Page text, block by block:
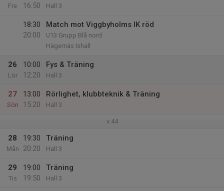
Fre
16:50
Hall 3
18:30
20:00
Match mot Viggbyholms IK röd
U13 Grupp Blå nord
Hägernäs Ishall
26
Lör
10:00
12:20
Fys & Träning
Hall 3
27
Sön
13:00
15:20
Rörlighet, klubbteknik & Träning
Hall 3
v.44
28
Mån
19:30
20:20
Träning
Hall 3
29
Tis
19:00
19:50
Träning
Hall 3